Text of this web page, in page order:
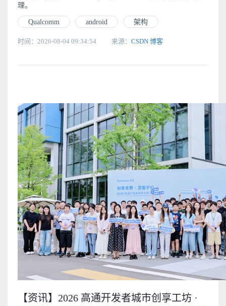
理。
Qualcomm android 架构
时间：2026-08-04 09:34:54 来源： CSDN 博客
【资讯】2026 高通开发者城市创享工坊 ·